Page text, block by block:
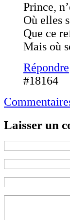
Prince,
Où elles
Que ce
Mais où
Répondre
#18164
Laisser un